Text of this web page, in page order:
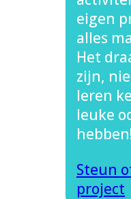
eigen
alles
Het
zijn,
leren
leuke
hebben!
Steun
project